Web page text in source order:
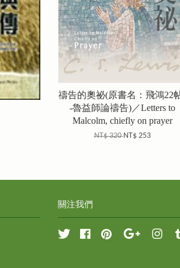
禱告的奧祕(原書名：飛鴻22
-魯益師論禱告)／Letters to
Malcolm, chiefly on prayer
NT$ 320NT$ 253
關注我們
Twitter FacebookPinterest Google